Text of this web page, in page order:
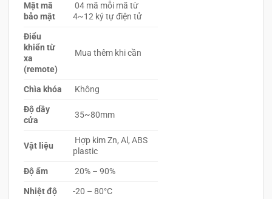
Mật mã
bảo mật
04 mã mỗi mã từ
4~12 ký tự điện tử
Điểu
khiển từ
xa
(remote)
Mua thêm khi cần
Chìa khóa
Không
Độ dầy
cửa
35~80mm
Vật liệu
Hợp kim Zn, Al, ABS
plastic
Độ ẩm
20% – 90%
Nhiệt độ
-20 – 80°C